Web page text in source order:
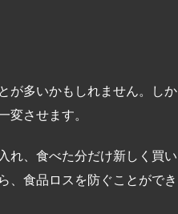
が多いかもしれません。しか
させます。
れ、食べた分だけ新しく買い
、食品ロスを防ぐことができ